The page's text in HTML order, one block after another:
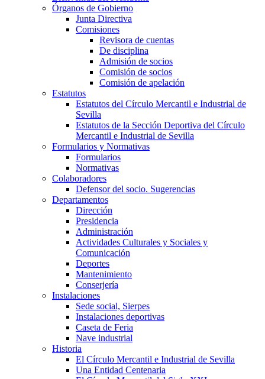
Órganos de Gobierno
Junta Directiva
Comisiones
Revisora de cuentas
De disciplina
Admisión de socios
Comisión de socios
Comisión de apelación
Estatutos
Estatutos del Círculo Mercantil e Industrial de
Sevilla
Estatutos de la Sección Deportiva del Círculo
Mercantil e Industrial de Sevilla
Formularios y Normativas
Formularios
Normativas
Colaboradores
Defensor del socio. Sugerencias
Departamentos
Dirección
Presidencia
Administración
Actividades Culturales y Sociales y
Comunicación
Deportes
Mantenimiento
Conserjería
Instalaciones
Sede social, Sierpes
Instalaciones deportivas
Caseta de Feria
Nave industrial
Historia
El Círculo Mercantil e Industrial de Sevilla
Una Entidad Centenaria